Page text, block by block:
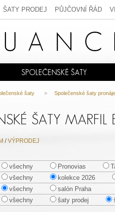
ŠATY PRODEJ PŮJČOVNÍ ŘÁD
SPOLEČENSKÉ ŠATY
šaty > Společenské šaty
ŠATY
/VÝPRODEJ
všechny Pronovias
všechny kolekce 2026
všechny
salón Praha
všechny šaty prodej